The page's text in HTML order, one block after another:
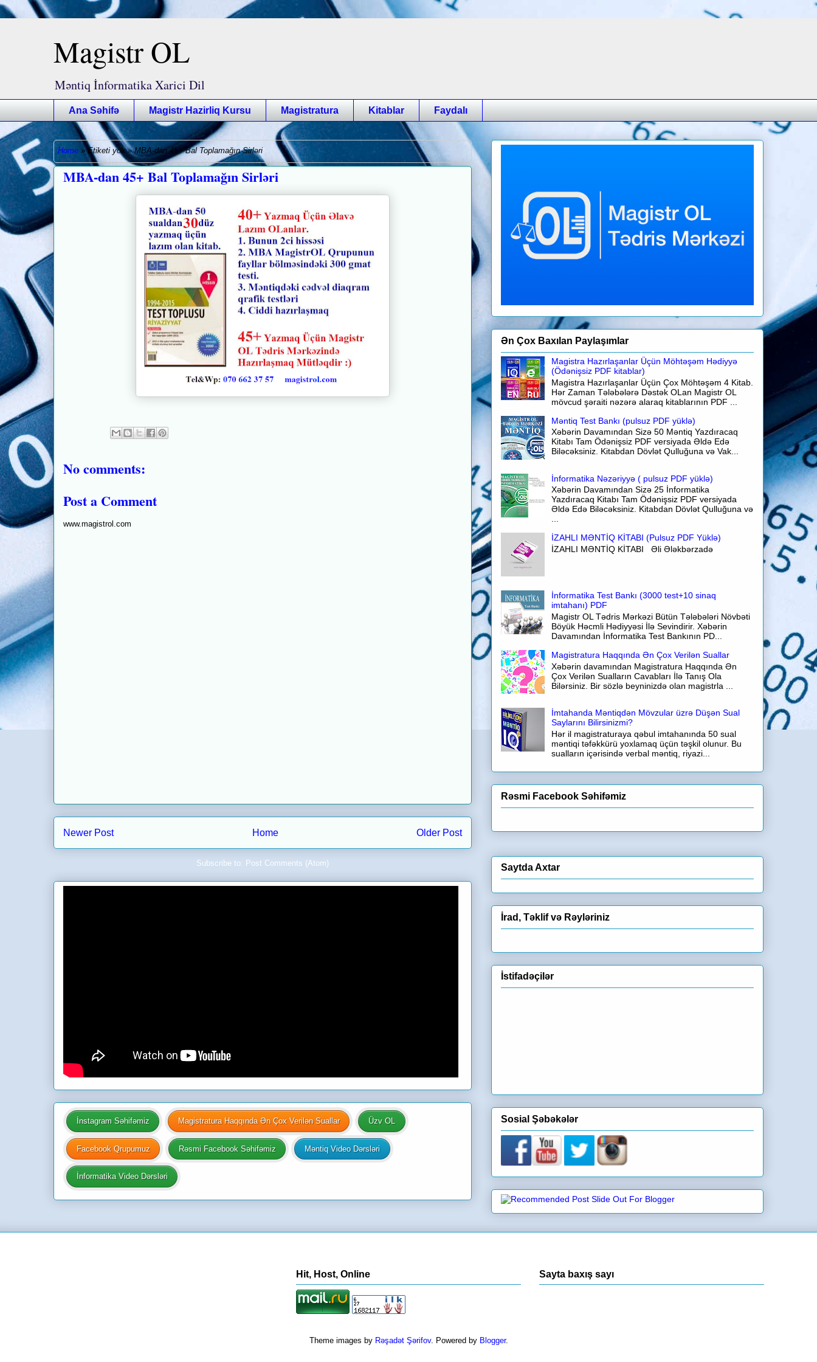
Magistr OL
Məntiq İnformatika Xarici Dil
Ana Səhifə Magistr Hazirliq Kursu Magistratura Kitablar Faydalı
Home »Etiketi yok»MBA-dan 45+ Bal Toplamağın Sirləri
MBA-dan 45+ Bal Toplamağın Sirləri
No comments:
Post a Comment
www.magistrol.com
Newer Post Older Post
Home
Subscribe to: Post Comments (Atom)
İnstagram Səhifəmiz Magistratura Haqqında Ən Çox Verilən Suallar Üzv OL
Facebook Qrupumuz Rəsmi Facebook Səhifəmiz Məntiq Video Dərsləri
İnformatika Video Dərsləri
Ən Çox Baxılan Paylaşımlar
Magistra Hazırlaşanlar Üçün Möhtəşəm Hədiyyə
(Ödənişsiz PDF kitablar)
Magistra Hazırlaşanlar Üçün Çox Möhtəşəm 4 Kitab.
Hər Zaman Tələbələrə Dəstək OLan Magistr OL
mövcud şəraiti nəzərə alaraq kitablarının PDF ...
Məntiq Test Bankı (pulsuz PDF yüklə)
Xəbərin Davamından Sizə 50 Məntiq Yazdıracaq
Kitabı Tam Ödənişsiz PDF versiyada Əldə Edə
Biləcəksiniz. Kitabdan Dövlət Qulluğuna və Vak...
İnformatika Nəzəriyyə ( pulsuz PDF yüklə)
Xəbərin Davamından Sizə 25 İnformatika
Yazdıracaq Kitabı Tam Ödənişsiz PDF versiyada
Əldə Edə Biləcəksiniz. Kitabdan Dövlət Qulluğuna və
...
İZAHLI MƏNTİQ KİTABI (Pulsuz PDF Yüklə)
İZAHLI MƏNTİQ KİTABI Əli Ələkbərzadə
İnformatika Test Bankı (3000 test+10 sinaq
imtahanı) PDF
Magistr OL Tədris Mərkəzi Bütün Tələbələri Növbəti
Böyük Həcmli Hədiyyəsi İlə Sevindirir. Xəbərin
Davamından İnformatika Test Bankının PD...
Magistratura Haqqında Ən Çox Verilən Suallar
Xəbərin davamından Magistratura Haqqında Ən
Çox Verilən Sualların Cavabları İlə Tanış Ola
Bilərsiniz. Bir sözlə beyninizdə olan magistrla ...
İmtahanda Məntiqdən Mövzular üzrə Düşən Sual
Saylarını Bilirsinizmi?
Hər il magistraturaya qəbul imtahanında 50 sual
məntiqi təfəkkürü yoxlamaq üçün təşkil olunur. Bu
sualların içərisində verbal məntiq, riyazi...
Rəsmi Facebook Səhifəmiz
Saytda Axtar
İrad, Təklif və Rəyləriniz
İstifadəçilər
Sosial Şəbəkələr
Hit, Host, Online Sayta baxış sayı
Theme images by Rəşadət Şərifov. Powered by Blogger.